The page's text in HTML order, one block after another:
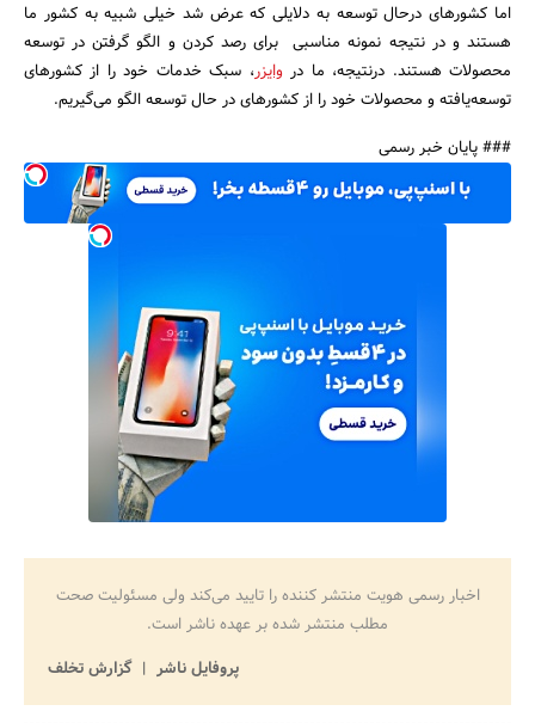
اما کشورهای درحال توسعه به دلایلی که عرض شد خیلی شبیه به کشور ما
هستند و در نتیجه نمونه مناسبی برای رصد کردن و الگو گرفتن در توسعه
محصولات هستند. درنتیجه، ما در وایزر، سبک خدمات خود را از کشورهای
توسعه‌یافته و محصولات خود را از کشورهای در حال توسعه الگو می‌گیریم.
### پایان خبر رسمی
اخبار رسمی هویت منتشر کننده را تایید می‌کند ولی مسئولیت صحت
مطلب منتشر شده بر عهده ناشر است.
پروفایل ناشر
گزارش تخلف